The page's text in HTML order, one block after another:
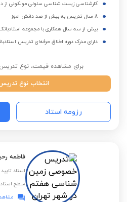
کارشناسی زیست شناسی سلولی مولکولی از
8 سال تدریس به بیش از صد دانش اموز
بیش از سه سال همکاری با مجموعه
دارای مدرک دوره اخلاق حرفه‌ای تدریس
برای مشاهده قیمت، نوع تدریس
انتخاب نوع
رزومه استاد
فاطمه
استاد
سطح استاد:
مشاهده 23